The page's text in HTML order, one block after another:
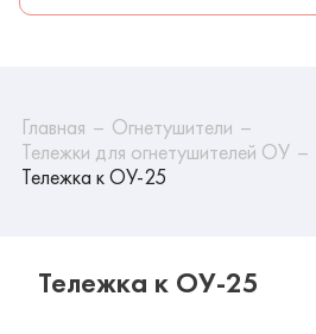
Главная
Огнетушители
Тележки для огнетушителей ОУ
Тележка к ОУ-25
Тележка к ОУ-25